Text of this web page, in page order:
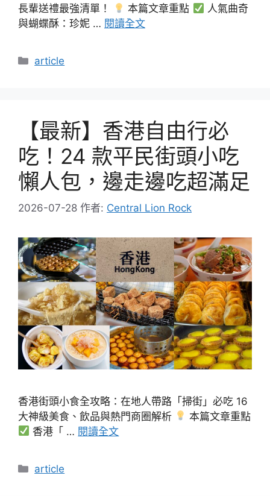
長輩送禮最強清單！
本篇文章重點
人氣曲奇
與蝴蝶酥：珍妮 … 閱讀全文
分
article
【最新】香港自由行必
吃！24 款平民街頭小吃
懶人包，邊走邊吃超滿足
2026-07-28 作者: Central Lion Rock
香港街頭小食全攻略：在地人帶路「掃街」必吃 16
大神級美食、飲品與熱門商圈解析
本篇文章重點
香港「 … 閱讀全文
分
article